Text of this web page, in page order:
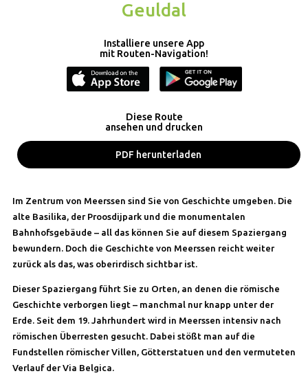
Geuldal
Installiere unsere App
mit Routen-Navigation!
Diese Route
ansehen und drucken
PDF herunterladen
Im Zentrum von Meerssen sind Sie von Geschichte umgeben. Die
alte Basilika, der Proosdijpark und die monumentalen
Bahnhofsgebäude – all das können Sie auf diesem Spaziergang
bewundern. Doch die Geschichte von Meerssen reicht weiter
zurück als das, was oberirdisch sichtbar ist.
Dieser Spaziergang führt Sie zu Orten, an denen die römische
Geschichte verborgen liegt – manchmal nur knapp unter der
Erde. Seit dem 19. Jahrhundert wird in Meerssen intensiv nach
römischen Überresten gesucht. Dabei stößt man auf die
Fundstellen römischer Villen, Götterstatuen und den vermuteten
Verlauf der Via Belgica.